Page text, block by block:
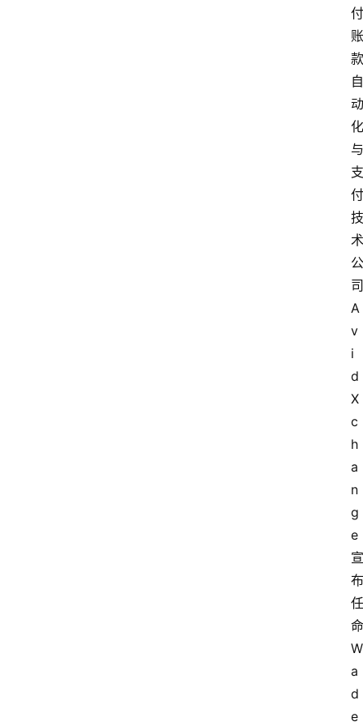
付
账
款
自
动
化
与
支
付
技
术
公
司
A
v
i
d
X
c
h
a
n
g
e
宣
布
任
命
W
a
d
e